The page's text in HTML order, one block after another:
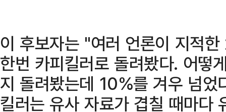
이 후보자는 "여러 언론이 지적
한번 카피킬러로 돌려봤다. 어떻
지 돌려봤는데 10%를 겨우 넘었
킬러는 유사 자료가 겹칠 때마다